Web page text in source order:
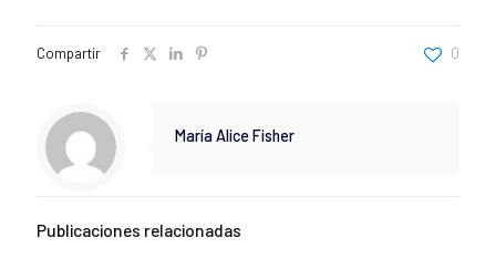
Compartir 0
María Alice Fisher
Publicaciones relacionadas